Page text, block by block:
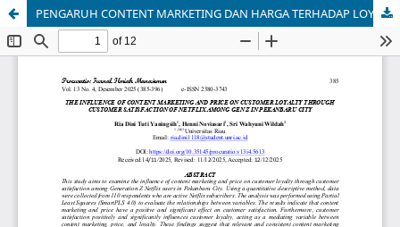
PENGARUH CONTENT MARKETING DAN HARGA TERHADAP LOYALITAS PELANGGAN MELALUI KEPUASAN PELANGGAN NETFLIX PADA GEN Z DI KOTA PEKANBARU